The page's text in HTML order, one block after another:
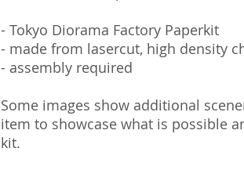
- Tokyo Diorama Factory Paperkit
- made from lasercut, high density
- assembly required
Some images show additional
item to showcase what is possible
kit.